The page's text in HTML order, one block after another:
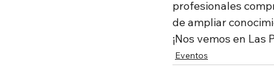
profesionales
de ampliar
¡Nos vemos en Las
Eventos